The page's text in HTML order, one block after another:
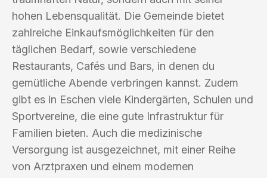
hohen Lebensqualität. Die Gemeinde bietet
zahlreiche Einkaufsmöglichkeiten für den
täglichen Bedarf, sowie verschiedene
Restaurants, Cafés und Bars, in denen du
gemütliche Abende verbringen kannst. Zudem
gibt es in Eschen viele Kindergärten, Schulen und
Sportvereine, die eine gute Infrastruktur für
Familien bieten. Auch die medizinische
Versorgung ist ausgezeichnet, mit einer Reihe
von Arztpraxen und einem modernen